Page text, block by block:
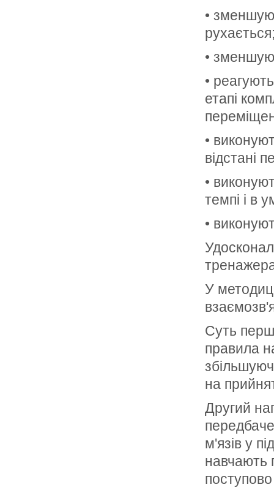
•
•
•
етапі
•
відстані
•
темпі і в
•
У
Суть
правила
на
Другий
м'язів у
навчають